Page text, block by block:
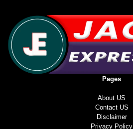
Pages
About US
Contact US
Disclaimer
Privacy Policy